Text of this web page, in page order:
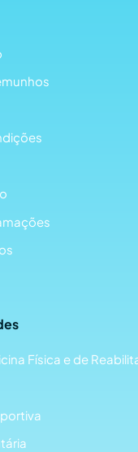
Física e de